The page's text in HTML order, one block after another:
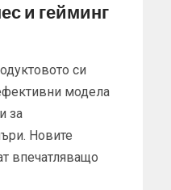
и гейминг
си
модела
за
Новите
впечатляващо